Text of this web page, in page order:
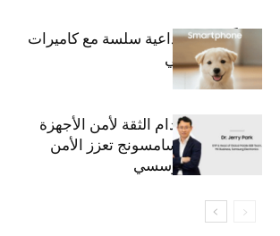
قريباً: تجربة إبداعية سلسة مع كاميرات
أجهزة جالاكسي
استراتيجية انعدام الثقة لأمن الأجهزة
المحمولة من سامسونج تعزز الأمن
السيبراني المؤسسي